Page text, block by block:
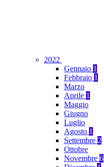
2022
Gennaio 1
Febbraio 1
Marzo
Aprile 1
Maggio
Giugno
Luglio
Agosto 1
Settembre 2
Ottobre
Novembre 6